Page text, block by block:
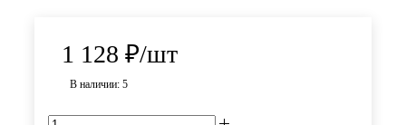
1 128 ₽/шт
В наличии: 5